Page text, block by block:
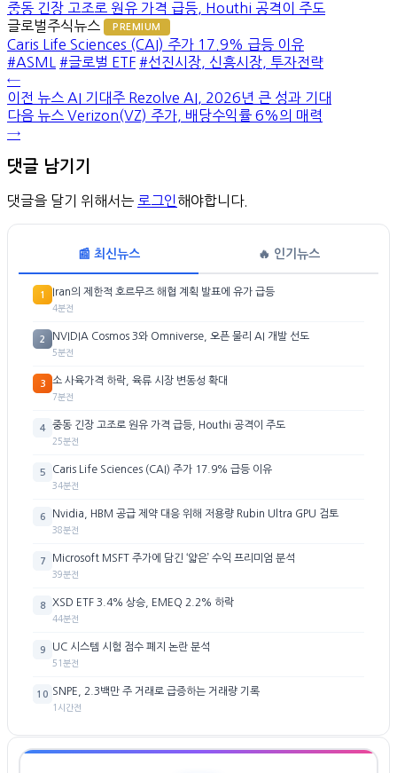
중동 긴장 고조로 원유 가격 급등, Houthi 공격이 주도
글로벌주식뉴스
PREMIUM
Caris Life Sciences (CAI) 주가 17.9% 급등 이유
#ASML
#글로벌 ETF #선진시장, 신흥시장, 투자전략
←
이전 뉴스 AI 기대주 Rezolve AI, 2026년 큰 성과 기대
다음 뉴스 Verizon(VZ) 주가, 배당수익률 6%의 매력
→
댓글 남기기
댓글을 달기 위해서는 로그인 해야합니다.
📰 최신뉴스 🔥 인기뉴스
1 Iran의 제한적 호르무즈 해협 계획 발표에 유가 급등
4분전
2 NVIDIA Cosmos 3와 Omniverse, 오픈 물리 AI 개발 선도
5분전
3 소 사육가격 하락, 육류 시장 변동성 확대
7분전
4 중동 긴장 고조로 원유 가격 급등, Houthi 공격이 주도
25분전
5 Caris Life Sciences (CAI) 주가 17.9% 급등 이유
34분전
6 Nvidia, HBM 공급 제약 대응 위해 저용량 Rubin Ultra GPU 검토
38분전
7 Microsoft MSFT 주가에 담긴 ‘얇은’ 수익 프리미엄 분석
39분전
8 XSD ETF 3.4% 상승, EMEQ 2.2% 하락
44분전
9 UC 시스템 시험 점수 폐지 논란 분석
51분전
10 SNPE, 2.3백만 주 거래로 급증하는 거래량 기록
1시간전